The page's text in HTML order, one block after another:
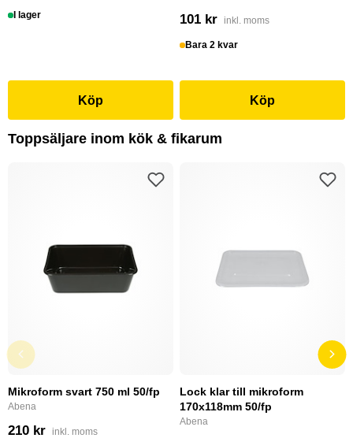
I lager
Köp
101 kr inkl. moms
Bara 2 kvar
Köp
Toppsäljare inom kök & fikarum
Mikroform svart 750 ml 50/fp
Abena
210 kr inkl. moms
Lock klar till mikroform
170x118mm 50/fp
Abena